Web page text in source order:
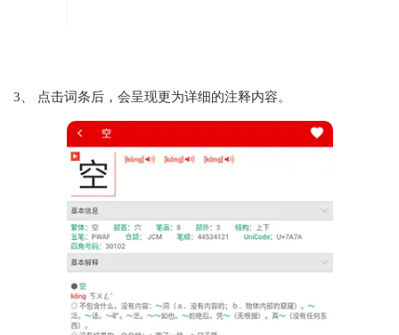
3、 点击词条后，会呈现更为详细的注释内容。